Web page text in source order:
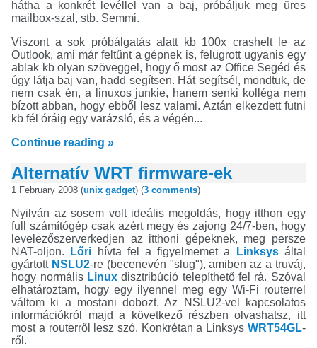
hátha a konkrét levéllel van a baj, próbáljuk meg üres
mailbox-szal, stb. Semmi.
Viszont a sok próbálgatás alatt kb 100x crashelt le az
Outlook, ami már feltűnt a gépnek is, felugrott ugyanis egy
ablak kb olyan szöveggel, hogy ő most az Office Segéd és
úgy látja baj van, hadd segítsen. Hát segítsél, mondtuk, de
nem csak én, a linuxos junkie, hanem senki kolléga nem
bízott abban, hogy ebből lesz valami. Aztán elkezdett futni
kb fél óráig egy varázsló, és a végén...
Continue reading »
Alternatív WRT firmware-ek
1 February 2008 (unix gadget) (3 comments)
Nyilván az sosem volt ideális megoldás, hogy itthon egy
full számítógép csak azért megy és zajong 24/7-ben, hogy
levelezőszerverkedjen az itthoni gépeknek, meg persze
NAT-oljon.
Lőri hívta fel a figyelmemet a Linksysáltal
gyártott NSLU2-re (becenevén "slug"), amiben az a truváj,
hogy normális Linuxdisztribúció telepíthető fel rá. Szóval
elhatároztam, hogy egy ilyennel meg egy Wi-Fi routerrel
váltom ki a mostani dobozt. Az NSLU2-vel kapcsolatos
információkról majd a következő részben olvashatsz, itt
most a routerről lesz szó. Konkrétan a Linksys WRT54GL-
ről.